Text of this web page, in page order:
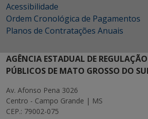
Acessibilidade
Ordem Cronológica de Pagamentos
Planos de Contratações Anuais
AGÊNCIA ESTADUAL DE REGULAÇÃO
PÚBLICOS DE MATO GROSSO DO
Av. Afonso Pena 3026
Centro - Campo Grande | MS
CEP.: 79002-075